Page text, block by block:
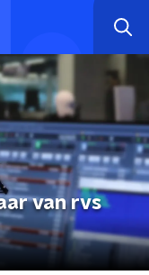
van rvs